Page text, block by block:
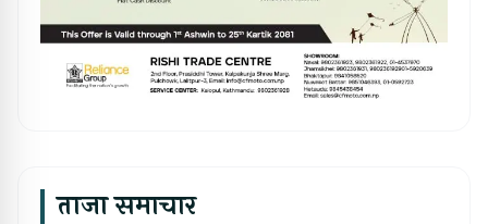
ताजा समाचार